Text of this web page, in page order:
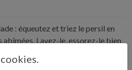
: équeutez et triez le persil en
Lavez-le, essorez-le bien
d'ail. Coupez-les en deux, retirez